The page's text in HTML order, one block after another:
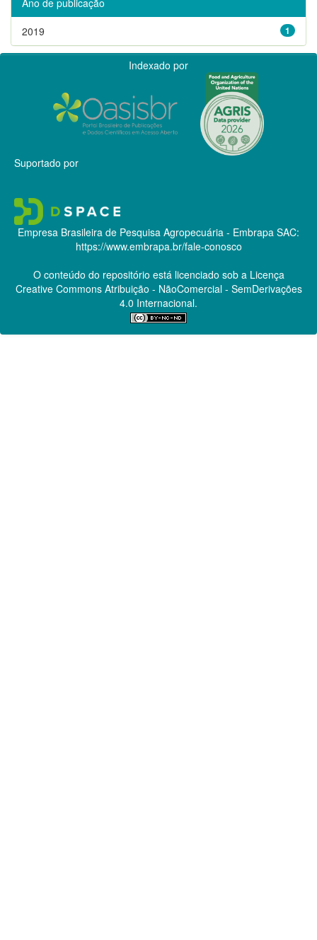
1
2019
Indexado por
Suportado por
Empresa Brasileira de Pesquisa Agropecuária - Embrapa SAC:
https://www.embrapa.br/fale-conosco
O conteúdo do repositório está licenciado sob a Licença
Creative CommonsAtribuição - NãoComercial - SemDerivações
4.0 Internacional.